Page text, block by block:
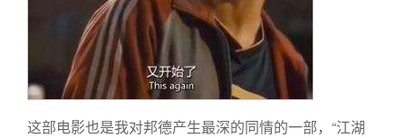
这部电影也是我对邦德产生最深的同情的一部，“江湖